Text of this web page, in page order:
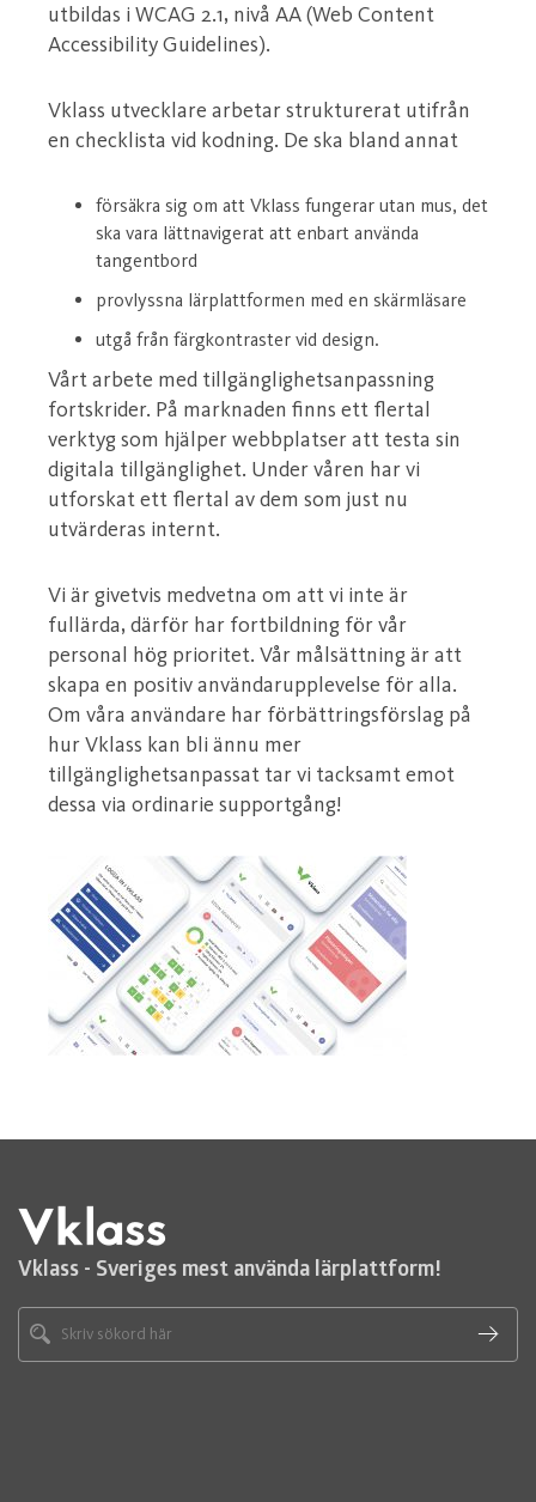
utbildas i WCAG 2.1, nivå AA (Web Content
Accessibility Guidelines).
Vklass utvecklare arbetar strukturerat utifrån
en checklista vid kodning. De ska bland annat
försäkra sig om att Vklass fungerar utan mus, det
ska vara lättnavigerat att enbart använda
tangentbord
provlyssna lärplattformen med en skärmläsare
utgå från färgkontraster vid design.
Vårt arbete med tillgänglighetsanpassning
fortskrider. På marknaden finns ett flertal
verktyg som hjälper webbplatser att testa sin
digitala tillgänglighet. Under våren har vi
utforskat ett flertal av dem som just nu
utvärderas internt.
Vi är givetvis medvetna om att vi inte är
fullärda, därför har fortbildning för vår
personal hög prioritet. Vår målsättning är att
skapa en positiv användarupplevelse för alla.
Om våra användare har förbättringsförslag på
hur Vklass kan bli ännu mer
tillgänglighetsanpassat tar vi tacksamt emot
dessa via ordinarie supportgång!
Vklass - Sveriges mest använda lärplattform!